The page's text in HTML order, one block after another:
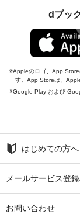
dブッ
Appleのロゴ、App
す。App Storeは、
Google Play および
はじめての方へ
メールサービス登
お問い合わせ